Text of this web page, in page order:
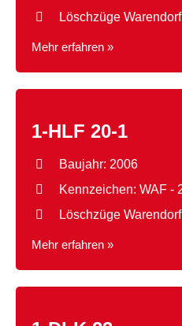
Löschzüge
Mehr erfahren »
1-HLF 20-1
Baujahr: 2006
Kennzeichen: WAF -
Löschzüge
Mehr erfahren »